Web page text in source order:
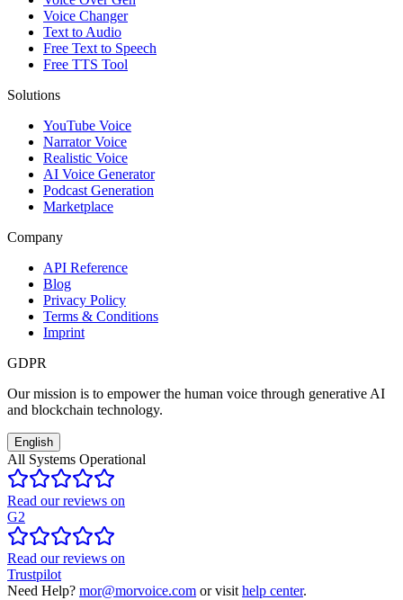
Voice Changer
Text to Audio
Free Text to Speech
Free TTS Tool
Solutions
YouTube Voice
Narrator Voice
Realistic Voice
AI Voice Generator
Podcast Generation
Marketplace
Company
API Reference
Blog
Privacy Policy
Terms & Conditions
Imprint
GDPR
Our mission is to empower the human voice through generative AI
and blockchain technology.
English
All Systems Operational
Read our reviews on
G2
Read our reviews on
Trustpilot
Need Help? mor@morvoice.com or visit help center.